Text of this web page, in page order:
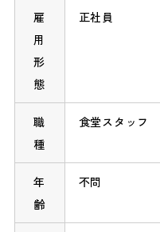
雇
用
形
態
正社員
職
種
食堂スタッフ
年
齢
不問